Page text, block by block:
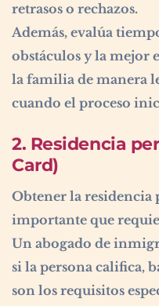
retrasos o rechazos.
Además, evalúa
obstáculos y la mejor
la familia de manera
cuando el proceso
2. Residencia
Card)
Obtener la residencia
importante que
Un abogado de
si la persona califica,
son los requisitos